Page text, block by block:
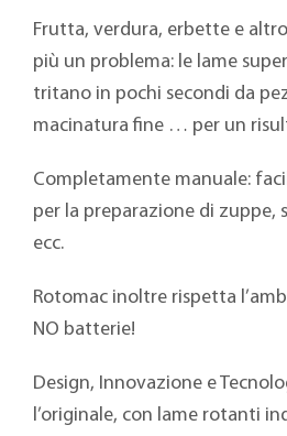
Frutta, verdura, erbette e
più un problema: le lame
tritano in pochi secondi da
macinatura fine … per un
Completamente manuale:
per la preparazione di zuppe,
ecc.
Rotomac inoltre rispetta
NO batterie!
Design, Innovazione e
l’originale, con lame rotanti